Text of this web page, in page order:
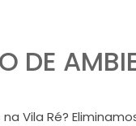
DE
Vila Ré?